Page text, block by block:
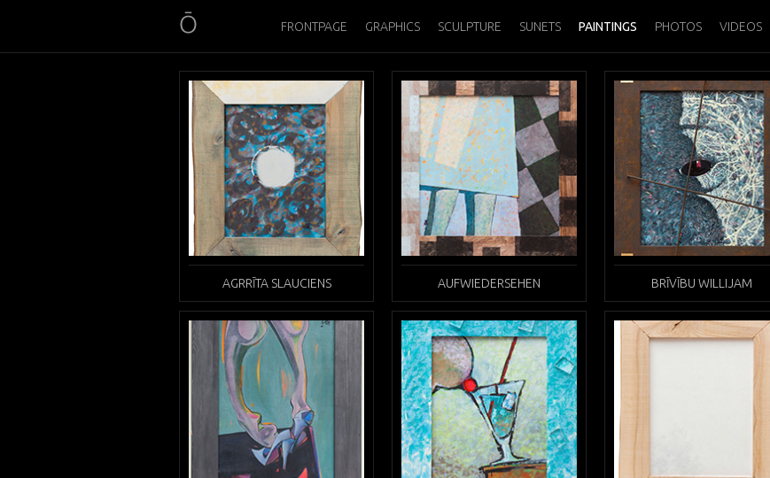
FRONTPAGE GRAPHICS SCULPTURE SUNETS PAINTINGS PHOTOS VIDEOS
AGRRĪTA SLAUCIENS AUFWIEDERSEHEN BRĪVĪBU WILLIJAM